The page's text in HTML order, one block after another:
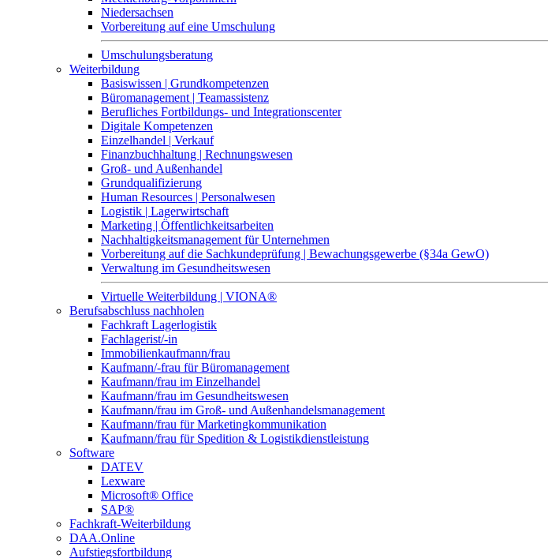
Niedersachsen
Vorbereitung auf eine Umschulung
Umschulungsberatung
Weiterbildung
Basiswissen | Grundkompetenzen
Büromanagement | Teamassistenz
Berufliches Fortbildungs- und Integrationscenter
Digitale Kompetenzen
Einzelhandel | Verkauf
Finanzbuchhaltung | Rechnungswesen
Groß- und Außenhandel
Grundqualifizierung
Human Resources | Personalwesen
Logistik | Lagerwirtschaft
Marketing | Öffentlichkeitsarbeiten
Nachhaltigkeitsmanagement für Unternehmen
Vorbereitung auf die Sachkundeprüfung | Bewachungsgewerbe (§34a GewO)
Verwaltung im Gesundheitswesen
Virtuelle Weiterbildung | VIONA®
Berufsabschluss nachholen
Fachkraft Lagerlogistik
Fachlagerist/-in
Immobilienkaufmann/frau
Kaufmann/-frau für Büromanagement
Kaufmann/frau im Einzelhandel
Kaufmann/frau im Gesundheitswesen
Kaufmann/frau im Groß- und Außenhandelsmanagement
Kaufmann/frau für Marketingkommunikation
Kaufmann/frau für Spedition & Logistikdienstleistung
Software
DATEV
Lexware
Microsoft® Office
SAP®
Fachkraft-Weiterbildung
DAA.Online
Aufstiegsfortbildung